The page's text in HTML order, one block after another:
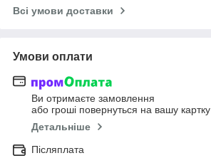
Всі умови доставки
Умови оплати
Ви отримаєте замовлення
або гроші повернуться на вашу картку
Детальніше
Післяплата